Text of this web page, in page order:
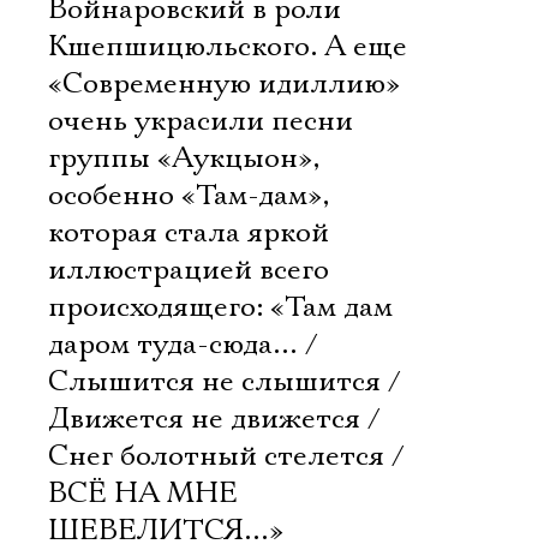
Войнаровский в роли
Кшепшицюльского. А еще
«Современную идиллию»
очень украсили песни
группы «Аукцыон»,
особенно «Там-дам»,
которая стала яркой
иллюстрацией всего
происходящего: «Там дам
даром туда-сюда… /
Слышится не слышится /
Движется не движется /
Снег болотный стелется /
ВСЁ НА МНЕ
ШЕВЕЛИТСЯ…»